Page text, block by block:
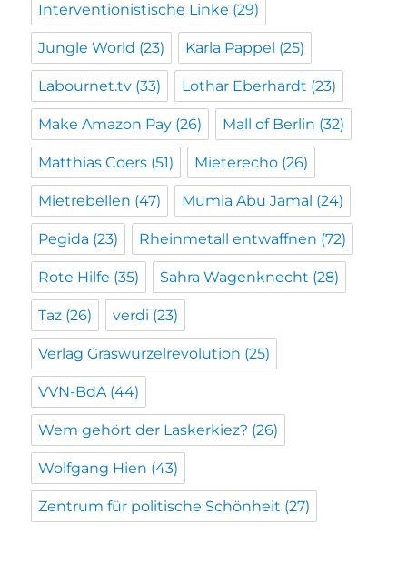
Interventionistische Linke (29)
Jungle World (23) Karla Pappel (25)
Labournet.tv (33) Lothar Eberhardt (23)
Make Amazon Pay (26) Mall of Berlin (32)
Matthias Coers (51) Mieterecho (26)
Mietrebellen (47) Mumia Abu Jamal (24)
Pegida (23) Rheinmetall entwaffnen (72)
Rote Hilfe (35) Sahra Wagenknecht (28)
Taz (26) verdi (23)
Verlag Graswurzelrevolution (25)
VVN-BdA(44)
Wem gehört der Laskerkiez? (26)
Wolfgang Hien (43)
Zentrum für politische Schönheit (27)